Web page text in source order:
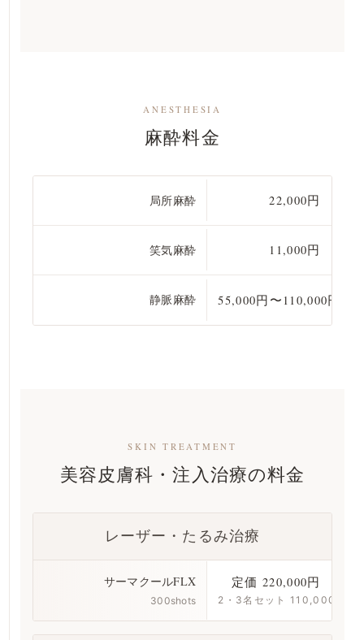
ANESTHESIA
麻酔料金
局所麻酔 22,000円
笑気麻酔 11,000円
静脈麻酔 55,000円〜110,000円
SKIN TREATMENT
美容皮膚科・注入治療の料金
レーザー・たるみ治療
サーマクールFLX
300shots
定価 220,000円
2・3名セット 110,000円